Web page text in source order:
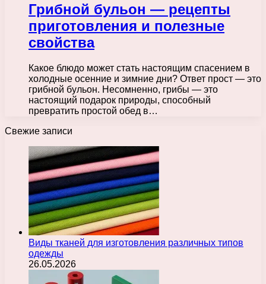
Грибной бульон — рецепты
приготовления и полезные
свойства
Какое блюдо может стать настоящим спасением в
холодные осенние и зимние дни? Ответ прост — это
грибной бульон. Несомненно, грибы — это
настоящий подарок природы, способный
превратить простой обед в…
Свежие записи
Виды тканей для изготовления различных типов
одежды
26.05.2026